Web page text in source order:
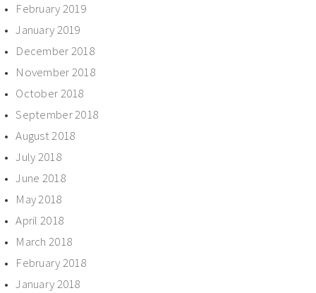
February 2019
January 2019
December 2018
November 2018
October 2018
September 2018
August 2018
July 2018
June 2018
May 2018
April 2018
March 2018
February 2018
January 2018